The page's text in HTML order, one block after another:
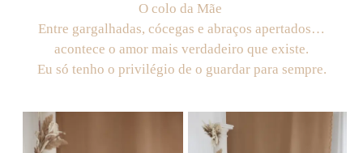
O colo da Mãe
Entre gargalhadas, cócegas e abraços apertados…
acontece o amor mais verdadeiro que existe.
Eu só tenho o privilégio de o guardar para sempre.